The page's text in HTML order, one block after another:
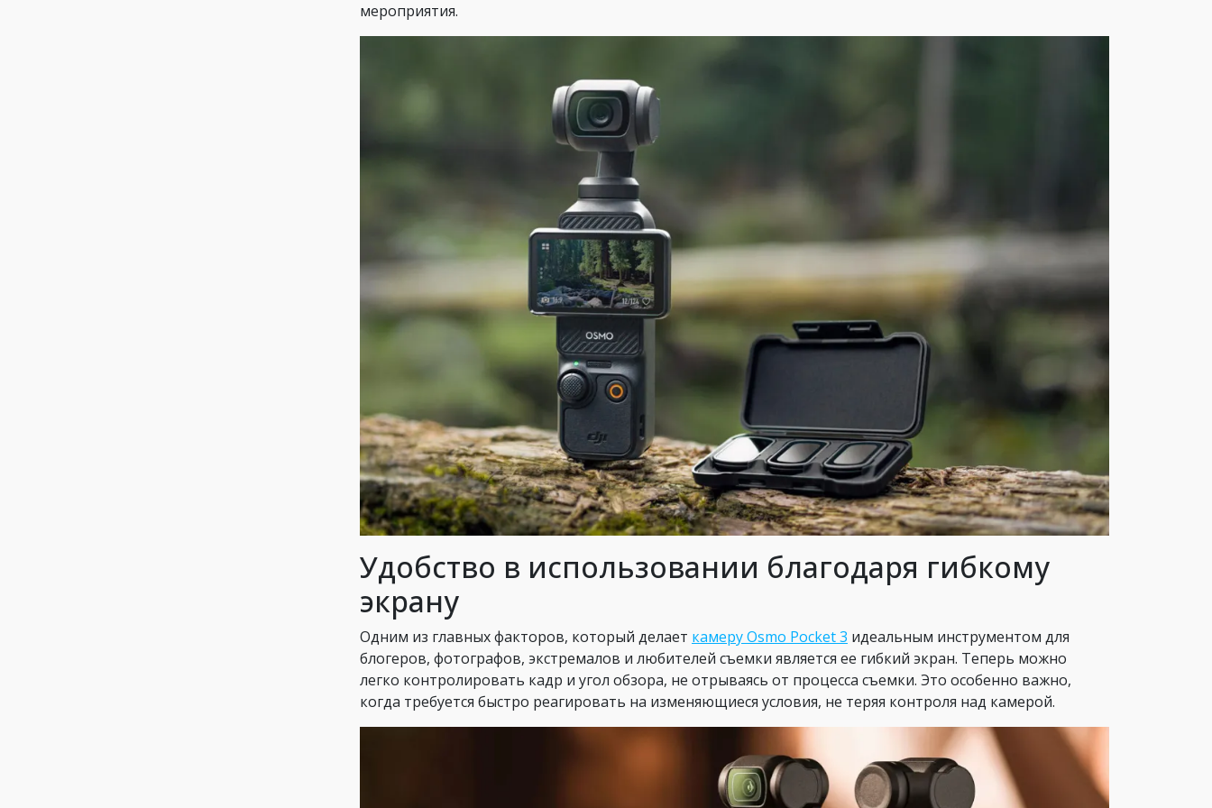
мероприятия.
Удобство в использовании благодаря гибкому
экрану
Одним из главных факторов, который делает камеру Osmo Pocket 3 идеальным инструментом для
блогеров, фотографов, экстремалов и любителей съемки является ее гибкий экран. Теперь можно
легко контролировать кадр и угол обзора, не отрываясь от процесса съемки. Это особенно важно,
когда требуется быстро реагировать на изменяющиеся условия, не теряя контроля над камерой.